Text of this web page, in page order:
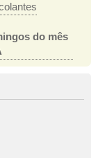
do mês